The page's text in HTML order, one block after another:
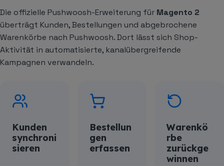
Die offizielle Pushwoosh-Erweiterung für Magento 2
überträgt Kunden, Bestellungen und abgebrochene
Warenkörbe nach Pushwoosh. Dort lässt sich Shop-
Aktivität in automatisierte, kanalübergreifende
Kampagnen verwandeln.
Kunden
synchroni
sieren
Bestellun
gen
erfassen
Warenkö
rbe
zurückge
winnen